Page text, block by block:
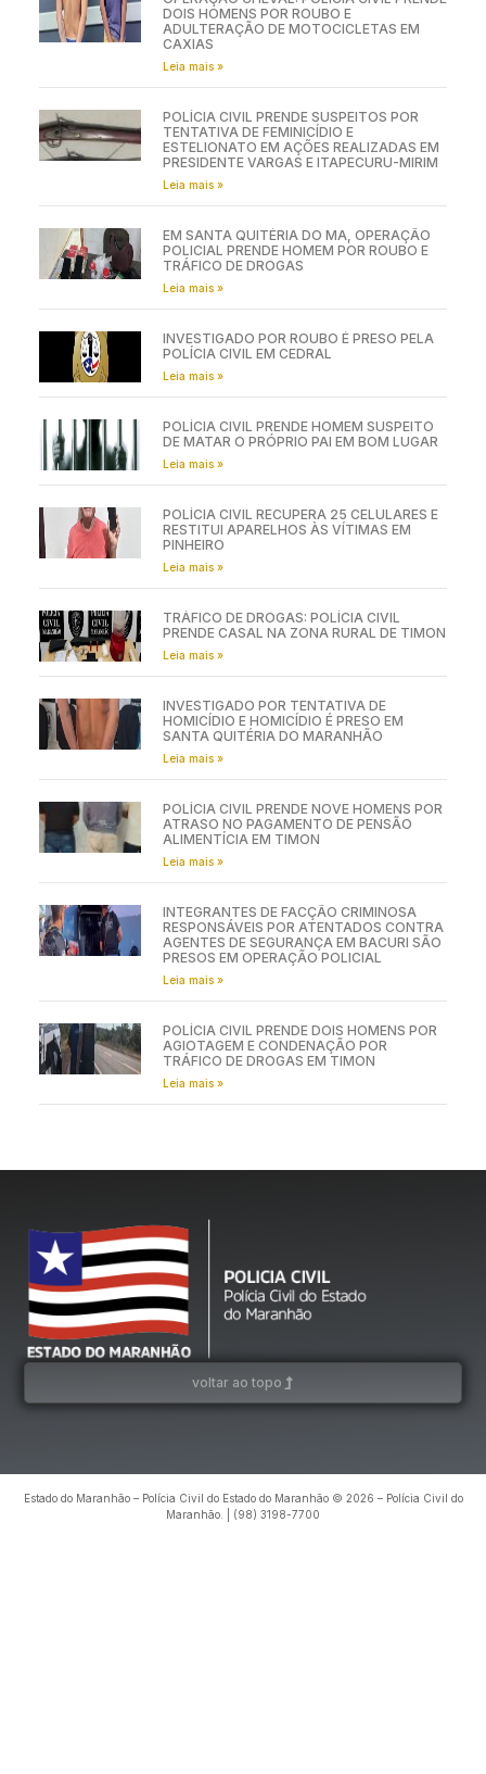
DOIS HOMENS POR ROUBO E
ADULTERAÇÃO DE MOTOCICLETAS EM
CAXIAS
Leia mais »
POLÍCIA CIVIL PRENDE SUSPEITOS POR
TENTATIVA DE FEMINICÍDIO E
ESTELIONATO EM AÇÕES REALIZADAS EM
PRESIDENTE VARGAS E ITAPECURU-MIRIM
Leia mais »
EM SANTA QUITÉRIA DO MA, OPERAÇÃO
POLICIAL PRENDE HOMEM POR ROUBO E
TRÁFICO DE DROGAS
Leia mais »
INVESTIGADO POR ROUBO É PRESO PELA
POLÍCIA CIVIL EM CEDRAL
Leia mais »
POLÍCIA CIVIL PRENDE HOMEM SUSPEITO
DE MATAR O PRÓPRIO PAI EM BOM LUGAR
Leia mais »
POLÍCIA CIVIL RECUPERA 25 CELULARES E
RESTITUI APARELHOS ÀS VÍTIMAS EM
PINHEIRO
Leia mais »
TRÁFICO DE DROGAS: POLÍCIA CIVIL
PRENDE CASAL NA ZONA RURAL DE TIMON
Leia mais »
INVESTIGADO POR TENTATIVA DE
HOMICÍDIO E HOMICÍDIO É PRESO EM
SANTA QUITÉRIA DO MARANHÃO
Leia mais »
POLÍCIA CIVIL PRENDE NOVE HOMENS POR
ATRASO NO PAGAMENTO DE PENSÃO
ALIMENTÍCIA EM TIMON
Leia mais »
INTEGRANTES DE FACÇÃO CRIMINOSA
RESPONSÁVEIS POR ATENTADOS CONTRA
AGENTES DE SEGURANÇA EM BACURI SÃO
PRESOS EM OPERAÇÃO POLICIAL
Leia mais »
POLÍCIA CIVIL PRENDE DOIS HOMENS POR
AGIOTAGEM E CONDENAÇÃO POR
TRÁFICO DE DROGAS EM TIMON
Leia mais »
voltar ao topo
Estado do Maranhão – Polícia Civil do Estado do Maranhão © 2026 – Polícia Civil do
Maranhão. | (98) 3198-7700